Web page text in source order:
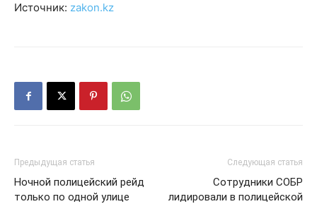
Источник: zakon.kz
Предыдущая статья
Ночной полицейский рейд
только по одной улице
Следующая статья
Сотрудники СОБР
лидировали в полицейской